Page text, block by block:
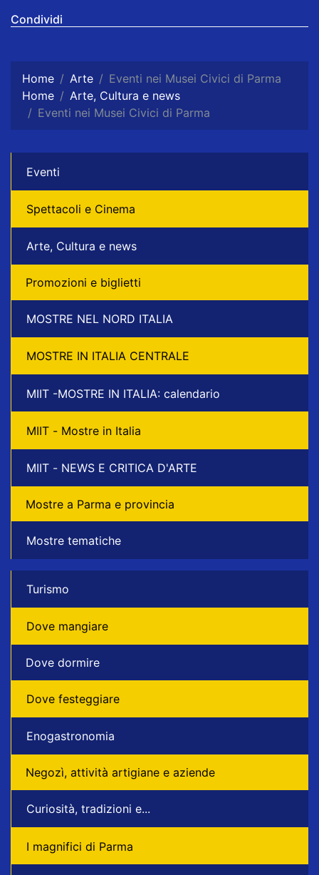
Condividi
Home Arte
Eventi nei Musei Civici di Parma
Home
Arte, Cultura e news
Eventi nei Musei Civici di Parma
Eventi
Spettacoli e Cinema
Arte, Cultura e news
Promozioni e biglietti
MOSTRE NEL NORD ITALIA
MOSTRE IN ITALIA CENTRALE
MIIT -MOSTRE IN ITALIA: calendario
MIIT - Mostre in Italia
MIIT - NEWS E CRITICA D'ARTE
Mostre a Parma e provincia
Mostre tematiche
Turismo
Dove mangiare
Dove dormire
Dove festeggiare
Enogastronomia
Negozì, attività artigiane e aziende
Curiosità, tradizioni e...
I magnifici di Parma